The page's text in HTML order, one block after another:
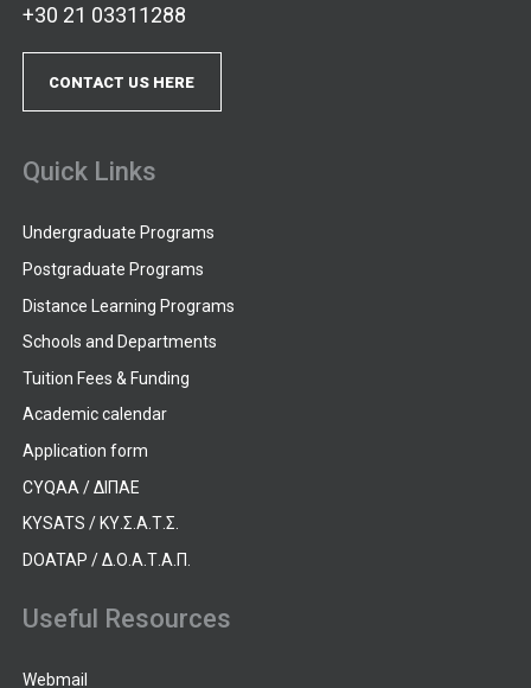
+30 21 03311288
CONTACT US HERE
Quick Links
Undergraduate Programs
Postgraduate Programs
Distance Learning Programs
Schools and Departments
Tuition Fees & Funding
Academic calendar
Application form
CYQAA / ΔΙΠΑΕ
KYSATS / ΚΥ.Σ.Α.Τ.Σ.
DOATAP / Δ.Ο.Α.Τ.Α.Π.
Useful Resources
Webmail